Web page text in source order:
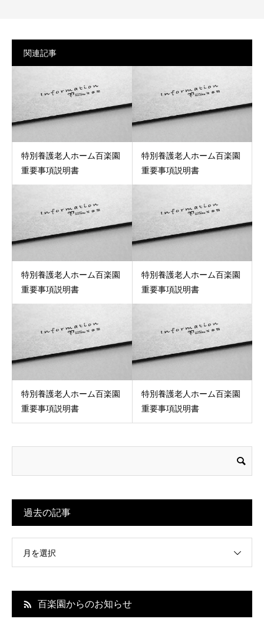
関連記事
特別養護老人ホーム百楽園
重要事項説明書
特別養護老人ホーム百楽園
重要事項説明書
特別養護老人ホーム百楽園
重要事項説明書
特別養護老人ホーム百楽園
重要事項説明書
特別養護老人ホーム百楽園
重要事項説明書
特別養護老人ホーム百楽園
重要事項説明書
過去の記事
月を選択
百楽園からのお知らせ